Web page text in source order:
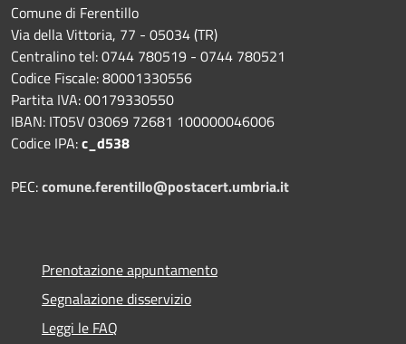
Comune di Ferentillo
Via della Vittoria, 77 - 05034 (TR)
Centralino tel: 0744 780519 - 0744 780521
Codice Fiscale: 80001330556
Partita IVA: 00179330550
IBAN: IT05V 03069 72681 100000046006
Codice IPA:c_d538
PEC:comune.ferentillo@postacert.umbria.it
Prenotazione appuntamento
Segnalazione disservizio
Leggi le FAQ